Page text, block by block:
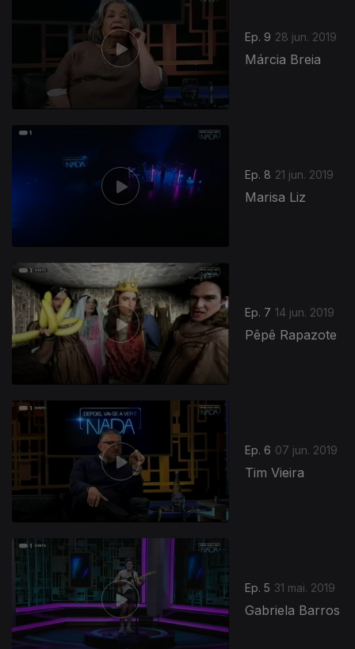
Ep. 9 28 jun. 2019
Márcia Breia
Ep. 8 21 jun. 2019
Marisa Liz
Ep. 7 14 jun. 2019
Pêpê Rapazote
Ep. 6 07 jun. 2019
Tim Vieira
Ep. 5 31 mai. 2019
Gabriela Barros
409006